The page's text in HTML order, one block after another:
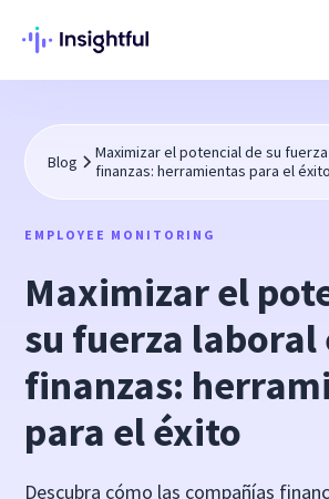
Blog
Maximizar el potencial de su
finanzas: herramientas para el éxito
EMPLOYEE MONITORING
Maximizar el
su fuerza laboral
finanzas:
para el éxito
Descubra cómo las compañías